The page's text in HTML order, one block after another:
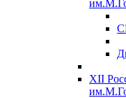
XII